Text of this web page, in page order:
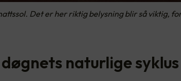
Det er her riktig belysning blir så viktig,
naturlige syklus